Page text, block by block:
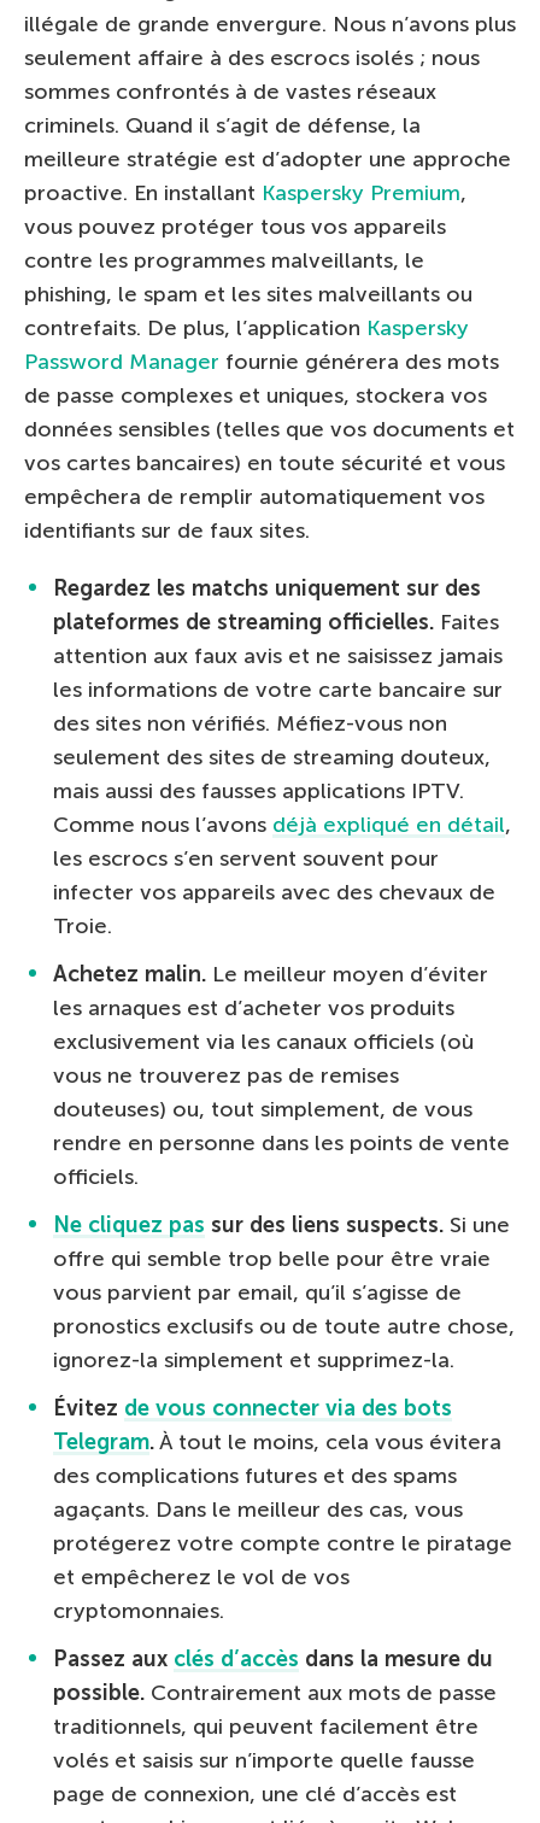
illégale de grande envergure. Nous n’avons plus
seulement affaire à des escrocs isolés ; nous
sommes confrontés à de vastes réseaux
criminels. Quand il s’agit de défense, la
meilleure stratégie est d’adopter une approche
proactive. En installant Kaspersky Premium,
vous pouvez protéger tous vos appareils
contre les programmes malveillants, le
phishing, le spam et les sites malveillants ou
contrefaits. De plus, l’application Kaspersky
Password Manager fournie générera des mots
de passe complexes et uniques, stockera vos
données sensibles (telles que vos documents et
vos cartes bancaires) en toute sécurité et vous
empêchera de remplir automatiquement vos
identifiants sur de faux sites.
Regardez les matchs uniquement sur des
plateformes de streaming officielles. Faites
attention aux faux avis et ne saisissez jamais
les informations de votre carte bancaire sur
des sites non vérifiés. Méfiez-vous non
seulement des sites de streaming douteux,
mais aussi des fausses applications IPTV.
Comme nous l’avons déjà expliqué en détail,
les escrocs s’en servent souvent pour
infecter vos appareils avec des chevaux de
Troie.
Achetez malin. Le meilleur moyen d’éviter
les arnaques est d’acheter vos produits
exclusivement via les canaux officiels (où
vous ne trouverez pas de remises
douteuses) ou, tout simplement, de vous
rendre en personne dans les points de vente
officiels.
Ne cliquez pas sur des liens suspects. Si une
offre qui semble trop belle pour être vraie
vous parvient par email, qu’il s’agisse de
pronostics exclusifs ou de toute autre chose,
ignorez-la simplement et supprimez-la.
Évitez de vous connecter via des bots
Telegram.À tout le moins, cela vous évitera
des complications futures et des spams
agaçants. Dans le meilleur des cas, vous
protégerez votre compte contre le piratage
et empêcherez le vol de vos
cryptomonnaies.
Passez aux clés d’accès dans la mesure du
possible. Contrairement aux mots de passe
traditionnels, qui peuvent facilement être
volés et saisis sur n’importe quelle fausse
page de connexion, une clé d’accès est